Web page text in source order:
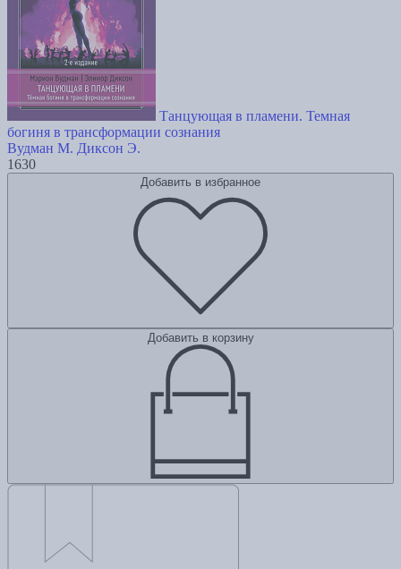
Танцующая в пламени. Темная
богиня в трансформации сознания
Вудман М. Диксон Э.
1630
Добавить в избранное
Добавить в корзину